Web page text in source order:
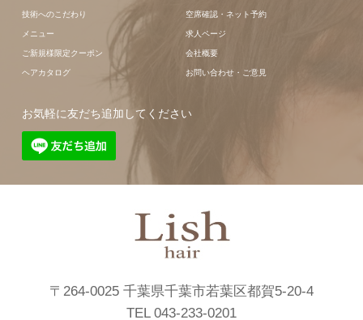
技術へのこだわり
メニュー
ご新規様限定クーポン
ヘアカタログ
空席確認・ネット予約
求人ページ
会社概要
お問い合わせ・ご意見
お気軽に友だち追加してください
〒264-0025 千葉県千葉市若葉区都賀5-20-4
TEL 043-233-0201